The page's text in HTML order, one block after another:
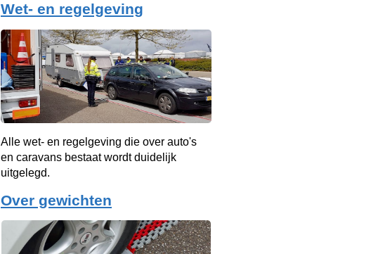
Wet- en regelgeving
Alle wet- en regelgeving die over auto's
en caravans bestaat wordt duidelijk
uitgelegd.
Over gewichten